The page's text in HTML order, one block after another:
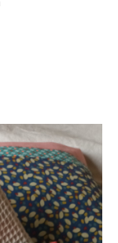
conseillé à
–
coton à